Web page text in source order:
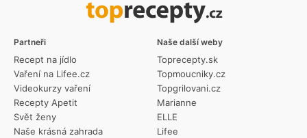
Partneři
Recept na jídlo
Vaření na Lifee.cz
Videokurzy vaření
Recepty Apetit
Svět ženy
Naše krásná zahrada
Naše další weby
Toprecepty.sk
Topmoucniky.cz
Topgrilovani.cz
Marianne
ELLE
Lifee